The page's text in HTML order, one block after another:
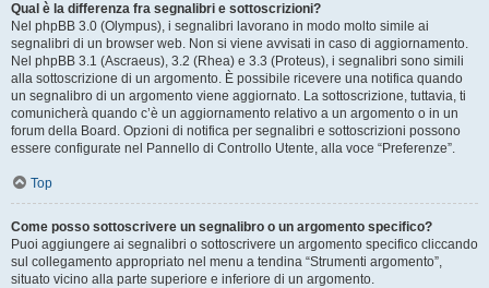
Qual è la differenza fra segnalibri e sottoscrizioni?
Nel phpBB 3.0 (Olympus), i segnalibri lavorano in modo molto simile ai
segnalibri di un browser web. Non si viene avvisati in caso di aggiornamento.
Nel phpBB 3.1 (Ascraeus), 3.2 (Rhea) e 3.3 (Proteus), i segnalibri sono simili
alla sottoscrizione di un argomento. È possibile ricevere una notifica quando
un segnalibro di un argomento viene aggiornato. La sottoscrizione, tuttavia, ti
comunicherà quando c’è un aggiornamento relativo a un argomento o in un
forum della Board. Opzioni di notifica per segnalibri e sottoscrizioni possono
essere configurate nel Pannello di Controllo Utente, alla voce “Preferenze”.
Top
Come posso sottoscrivere un segnalibro o un argomento specifico?
Puoi aggiungere ai segnalibri o sottoscrivere un argomento specifico cliccando
sul collegamento appropriato nel menu a tendina “Strumenti argomento”,
situato vicino alla parte superiore e inferiore di un argomento.